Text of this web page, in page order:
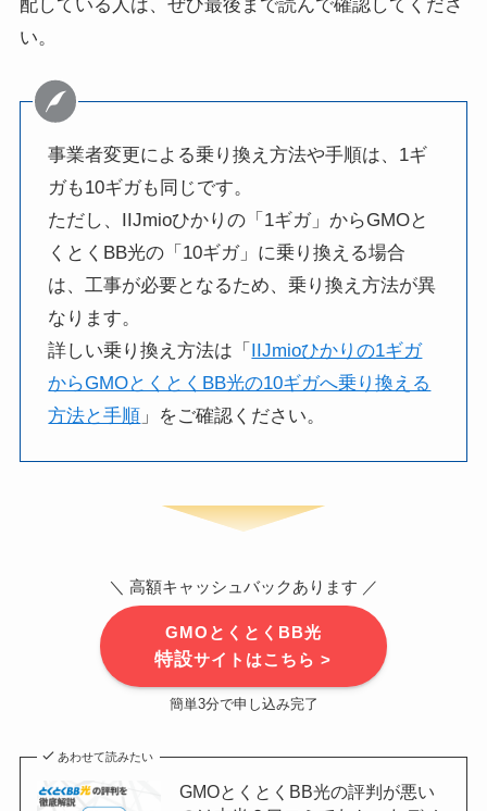
配している人は、ぜひ最後まで読んで確認してくださ
い。
事業者変更による乗り換え方法や手順は、1ギ
ガも10ギガも同じです。
ただし、IIJmioひかりの「1ギガ」からGMOと
くとくBB光の「10ギガ」に乗り換える場合
は、工事が必要となるため、乗り換え方法が異
なります。
詳しい乗り換え方法は「 IIJmioひかりの1ギガ
からGMOとくとくBB光の10ギガへ乗り換える
方法と手順 」をご確認ください。
＼ 高額キャッシュバックあります ／
GMOとくとくBB光
特設サイトはこちら >
簡単3分で申し込み完了
あわせて読みたい
GMOとくとくBB光の評判が悪い